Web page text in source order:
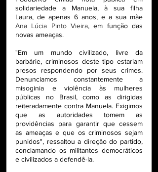
solidariedade a Manuela, à sua filha
Ana Lúcia Pinto Vieira, em função das
novas ameaças.
"Em um mundo civilizado, livre da
barbárie, criminosos deste tipo estariam
presos respondendo por seus crimes.
Denunciamos constantemente a
misoginia e violência às mulheres
públicas no Brasil, como as dirigidas
reiteradamente contra Manuela. Exigimos
que as autoridades tomem as
providências para garantir que cessem
as ameaças e que os criminosos sejam
punidos", ressaltou a direção do partido,
conclamando os militantes democráticos
e civilizados a defendê-la.